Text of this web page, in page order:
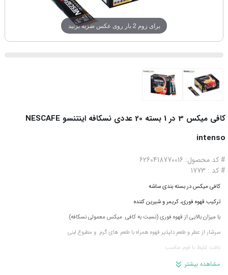
برای زوم 2 بار روی عکس ضربه بزنید
کافی میکس 3 در 1 بسته 20 عددی نسکافه اینتنسو NESCAFE
intenso
# کد محصول: 6260418770016
# کد : 1773
کافی میکس در بسته بندی ساشه
ترکیب قهوه فوری، کریمر و شیرین کننده
با میزان بالایی از قهوه فوری (نسبت به کافی میکس معمولی نسکافه)
سرشار از عطر و طعم دلپذیر قهوه همراه با طعم های گرم و مطبوع لبنی
بافت غلیظ با فوم مناسب
قابل تهیه با حل کردن در آب داغ
مشاهده بیشتر